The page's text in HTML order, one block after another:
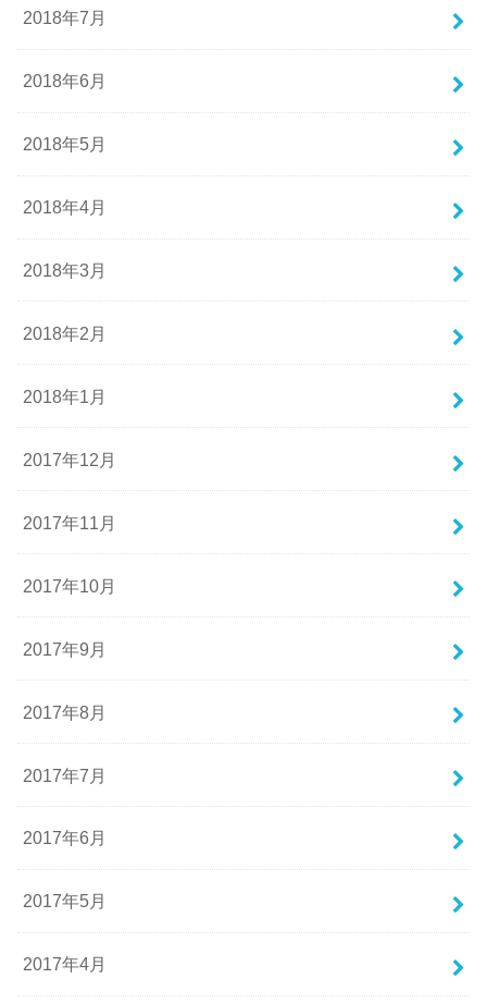
2018年7月
2018年6月
2018年5月
2018年4月
2018年3月
2018年2月
2018年1月
2017年12月
2017年11月
2017年10月
2017年9月
2017年8月
2017年7月
2017年6月
2017年5月
2017年4月